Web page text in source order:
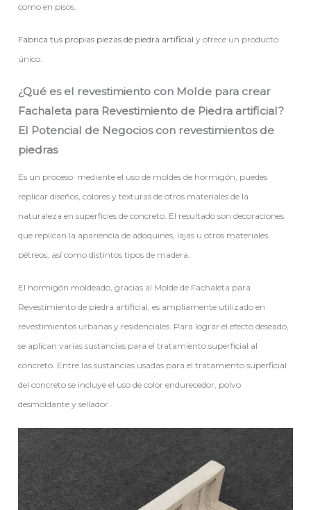
como en pisos.
Fabrica tus propias piezas de piedra artificial y ofrece un producto
único.
¿Qué es el revestimiento con Molde para crear
Fachaleta para Revestimiento de Piedra artificial?
El Potencial de Negocios con revestimientos de
piedras
Es un proceso mediante el uso de moldes de hormigón, puedes
replicar diseños, colores y texturas de otros materiales de la
naturaleza en superficies de concreto. El resultado son decoraciones
que replican la apariencia de adoquines, lajas u otros materiales
pétreos, así como distintos tipos de madera.
El hormigón moldeado, gracias al Molde de Fachaleta para
Revestimiento de piedra artificial, es ampliamente utilizado en
revestimientos urbanas y residenciales. Para lograr el efecto deseado,
se aplican varias sustancias para el tratamiento superficial al
concreto. Entre las sustancias usadas para el tratamiento superficial
del concreto se incluye el uso de color endurecedor, polvo
desmoldante y sellador.